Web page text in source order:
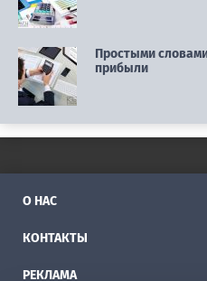
Простыми
прибыли
О НАС
КОНТАКТЫ
РЕКЛАМА